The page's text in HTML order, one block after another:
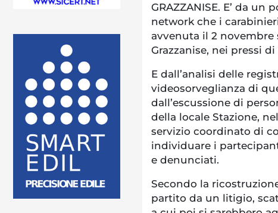
GRAZZANISE. E’ da
network che i
avvenuta il 2 novembre
Grazzanise, nei pressi
E dall’analisi delle
videosorveglianza di
dall’escussione di
della locale Stazione,
servizio coordinato di
individuare i
e denunciati.
Secondo la
partito da un litigio,